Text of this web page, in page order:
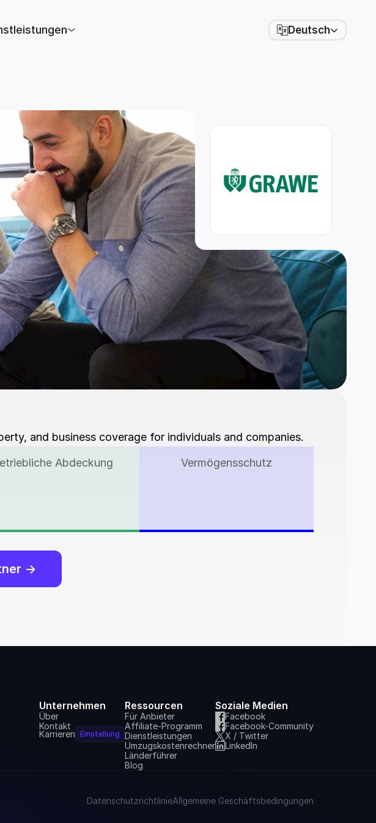
Select Language
Deutsch
and business coverage for individuals and companies.
Abdeckung Vermögensschutz
->
Unternehmen
Über
Kontakt
Karrieren Einstellung
Ressourcen
Für Anbieter
Affiliate-Programm
Dienstleistungen
Umzugskostenrechner
Länderführer
Blog
Soziale Medien
Facebook
Facebook-Community
X / Twitter
LinkedIn
DatenschutzrichtlinieAllgemeine Geschäftsbedingungen